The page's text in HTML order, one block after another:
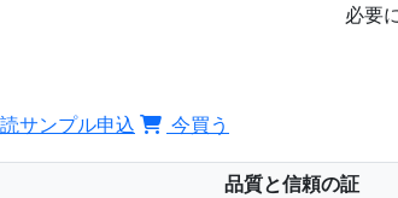
必要
サンプル申込 今買う
品質と信頼の証